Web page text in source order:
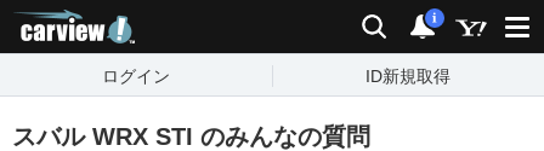
検索 通知
i
ログイン ID新規取得
スバル WRX STI のみんなの質問